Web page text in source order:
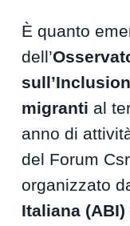
È quanto
dell’
migranti al
anno di
del Forum
organizzato
Italiana (ABI)